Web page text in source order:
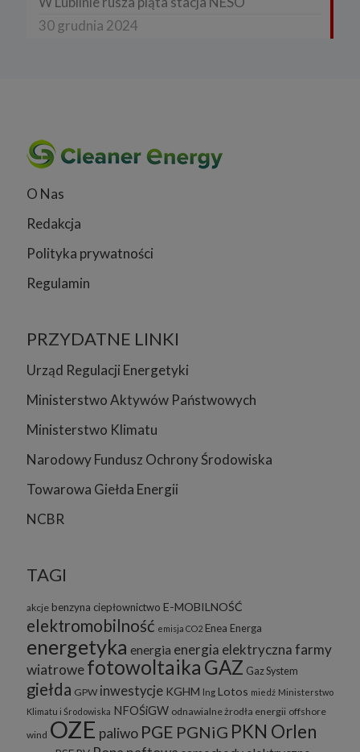
30 grudnia 2024
O Nas
Redakcja
Polityka prywatności
Regulamin
PRZYDATNE LINKI
Urząd Regulacji Energetyki
Ministerstwo Aktywów Państwowych
Ministerstwo Klimatu
Narodowy Fundusz Ochrony Środowiska
Towarowa Giełda Energii
NCBR
TAGI
akcje benzyna ciepłownictwo E-MOBILNOŚĆ
elektromobilność emisja CO2 Enea Energa
energetyka energia energia elektrycznafarmy
wiatrowefotowoltaika GAZ Gaz System
giełda GPW inwestycje KGHM lng Lotos miedź Ministerstwo
Klimatu i Środowiska NFOŚiGW odnawialne żrodła energii offshore
wind OZE paliwo PGE PGNiG PKN Orlen